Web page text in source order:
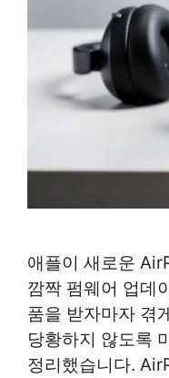
애플이 새로운
깜짝 펌웨어 업데
품을 받자마자 겪
당황하지 않도록
정리했습니다.